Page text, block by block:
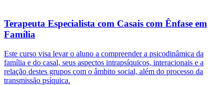
Terapeuta Especialista com Casais com Ênfase em
Família
Este curso visa levar o aluno a compreender a psicodinâmica da
família e do casal, seus aspectos intrapsíquicos, interacionais e a
relação destes grupos com o âmbito social, além do processo da
transmissão psíquica.